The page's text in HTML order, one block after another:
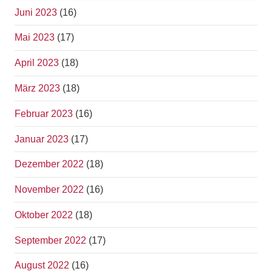
Juni 2023 (16)
Mai 2023 (17)
April 2023 (18)
März 2023 (18)
Februar 2023 (16)
Januar 2023 (17)
Dezember 2022 (18)
November 2022 (16)
Oktober 2022 (18)
September 2022 (17)
August 2022 (16)